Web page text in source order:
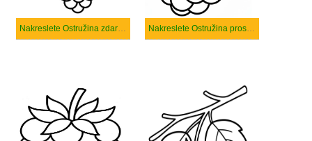
Nakreslete Ostružina zdarma základní Nakreslete Ostružina prostý tisknutelné